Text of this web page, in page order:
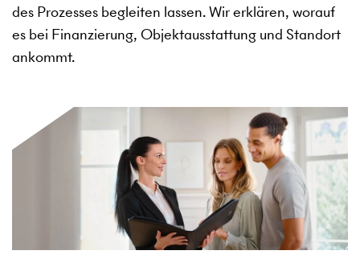
des Prozesses begleiten lassen. Wir erklären, worauf
es bei Finanzierung, Objektausstattung und Standort
ankommt.